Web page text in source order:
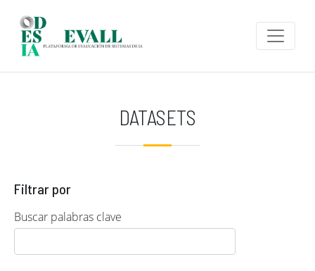
DATASETS
Filtrar por
Buscar palabras clave